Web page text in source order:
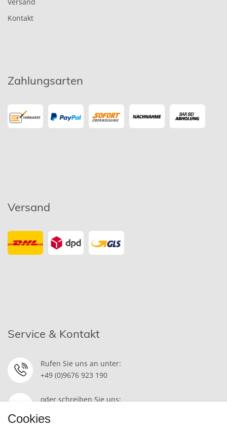
Kontakt
Zahlungsarten
Versand
Service & Kontakt
Rufen Sie uns an unter:
+49 (0)9676 923 190
oder schreiben Sie uns:
Cookies